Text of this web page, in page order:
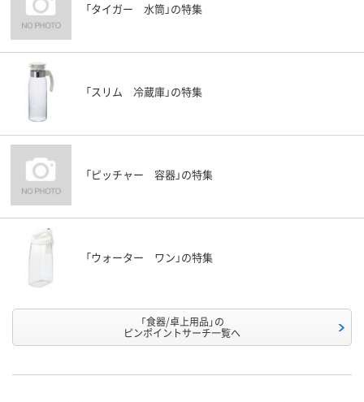
「タイガー 水筒」の特集
「スリム 冷蔵庫」の特集
「ピッチャー 容器」の特集
「ウォーター ワン」の特集
「食器/卓上用品」の
ピンポイントサーチ一覧へ